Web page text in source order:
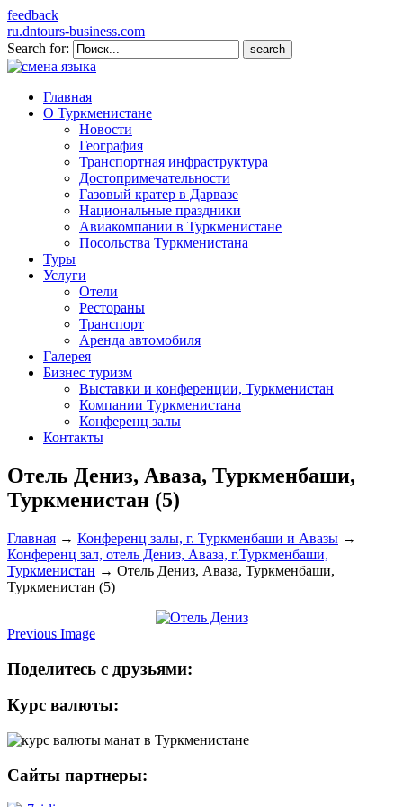
feedback
ru.dntours-business.com
Search for:
Главная
О Туркменистане
Новости
География
Транспортная инфраструктура
Достопримечательности
Газовый кратер в Дарвазе
Национальные праздники
Авиакомпании в Туркменистане
Посольства Туркменистана
Туры
Услуги
Отели
Рестораны
Транспорт
Аренда автомобиля
Галерея
Бизнес туризм
Выставки и конференции, Туркменистан
Компании Туркменистана
Конференц залы
Контакты
Отель Дениз, Аваза, Туркменбаши,
Туркменистан (5)
Главная → Конференц залы, г. Туркменбаши и Авазы →
Конференц зал, отель Дениз, Аваза, г.Туркменбаши,
Туркменистан → Отель Дениз, Аваза, Туркменбаши,
Туркменистан (5)
Previous Image
Поделитесь с друзьями:
Курс валюты:
Сайты партнеры: